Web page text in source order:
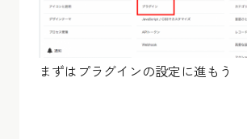
まずはプラグインの設定に進もう